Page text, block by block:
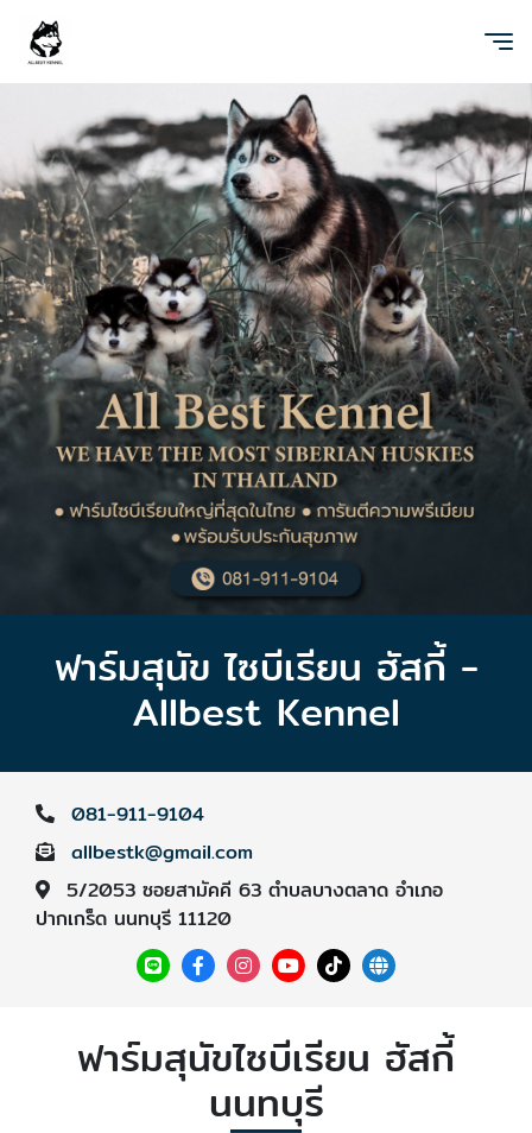
ฟาร์มสุนัข ไซบีเรียน ฮัสกี้ -
Allbest Kennel
081-911-9104
allbestk@gmail.com
5/2053 ซอยสามัคคี 63 ตำบลบางตลาด อำเภอ
ปากเกร็ด นนทบุรี 11120
ฟาร์มสุนัขไซบีเรียน ฮัสกี้
นนทบุรี